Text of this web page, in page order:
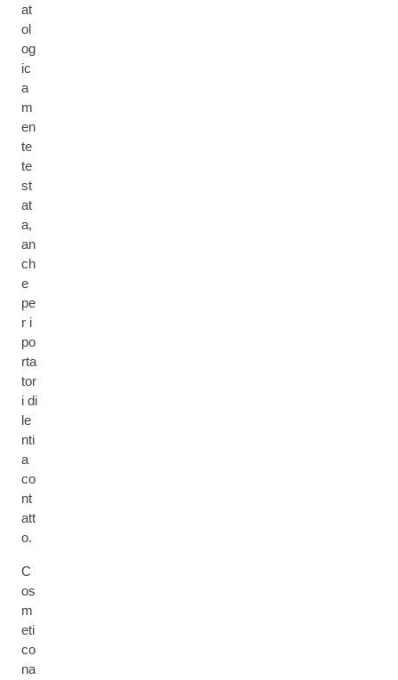
at
ol
og
ic
a
m
en
te
te
st
at
a,
an
ch
e
pe
r i
po
rta
tor
i di
le
nti
a
co
nt
att
o.
C
os
m
eti
co
na